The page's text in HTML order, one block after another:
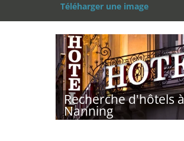
Téléharger une image
Recherche d'hôtels à
Nanning